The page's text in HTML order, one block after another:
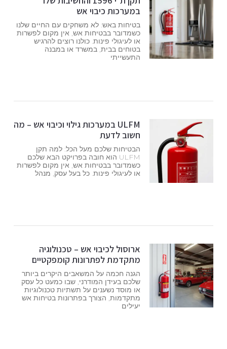
במערכות כיבוי אש
בטיחות באש: לא משחקים עם החיים שלנו
כשמדובר בבטיחות אש, אין מקום לפשרות
או לעיגולי פינות. כולנו רוצים להרגיש
בטוחים בבית, במשרד או במבנה
התעשייתי
ULFM במערכות גילוי וכיבוי אש – מה
חשוב לדעת
הבטיחות שלכם מעל הכל: למה תקן
ULFM הוא חובה בפרויקט הבא שלכם
כשמדובר בבטיחות אש, אין מקום לפשרות
או לעיגולי פינות. כל בעל עסק, מנהל
ארוסול לכיבוי אש – טכנולוגיה
מתקדמת לפתרונות קומפקטיים
הגנה חכמה על המשאבים היקרים ביותר
שלכם בעידן המודרני, שבו כמעט כל עסק
או מוסד נשענים על תשתיות טכנולוגיות
מתקדמות, הצורך בפתרונות בטיחות אש
יעילים